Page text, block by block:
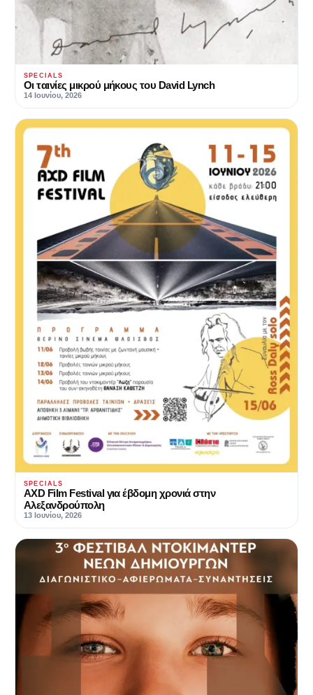
SPECIALS
Οι ταινίες μικρού μήκους του David Lynch
14 Ιουνίου, 2026
SPECIALS
AXD Film Festival για έβδομη χρονιά στην
Αλεξανδρούπολη
13 Ιουνίου, 2026